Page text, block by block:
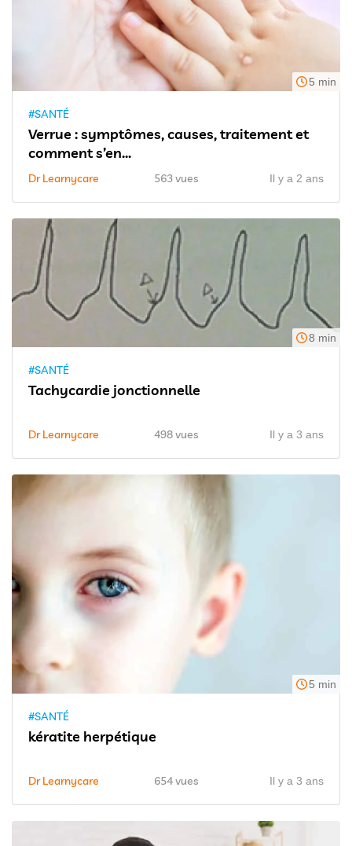
5 min
#SANTÉ
Verrue : symptômes, causes, traitement et
comment s’en...
Dr Learnycare 563 vues Il y a 2 ans
8 min
#SANTÉ
Tachycardie jonctionnelle
Dr Learnycare 498 vues Il y a 3 ans
5 min
#SANTÉ
kératite herpétique
Dr Learnycare 654 vues Il y a 3 ans